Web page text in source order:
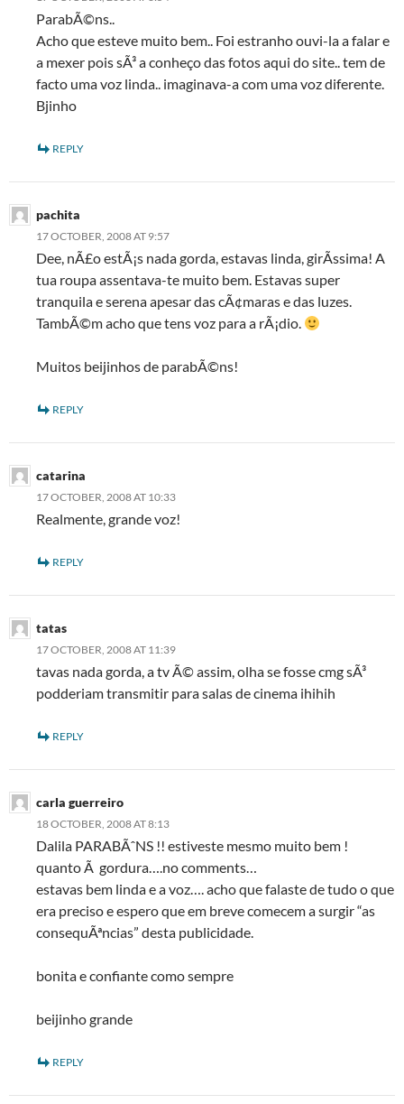
ParabÃ©ns..
Acho que esteve muito bem.. Foi estranho ouvi-la a falar e
a mexer pois sÃ³ a conheço das fotos aqui do site.. tem de
facto uma voz linda.. imaginava-a com uma voz diferente.
Bjinho
REPLY
pachita
17 OCTOBER, 2008 AT 9:57
Dee, nÃ£o estÃ¡s nada gorda, estavas linda, girÃ­ssima! A
tua roupa assentava-te muito bem. Estavas super
tranquila e serena apesar das cÃ¢maras e das luzes.
TambÃ©m acho que tens voz para a rÃ¡dio.
Muitos beijinhos de parabÃ©ns!
REPLY
catarina
17 OCTOBER, 2008 AT 10:33
Realmente, grande voz!
REPLY
tatas
17 OCTOBER, 2008 AT 11:39
tavas nada gorda, a tv Ã© assim, olha se fosse cmg sÃ³
podderiam transmitir para salas de cinema ihihih
REPLY
carla guerreiro
18 OCTOBER, 2008 AT 8:13
Dalila PARABÃˆNS !! estiveste mesmo muito bem !
quanto Ã gordura….no comments…
estavas bem linda e a voz…. acho que falaste de tudo o que
era preciso e espero que em breve comecem a surgir “as
consequÃªncias” desta publicidade.
bonita e confiante como sempre
beijinho grande
REPLY